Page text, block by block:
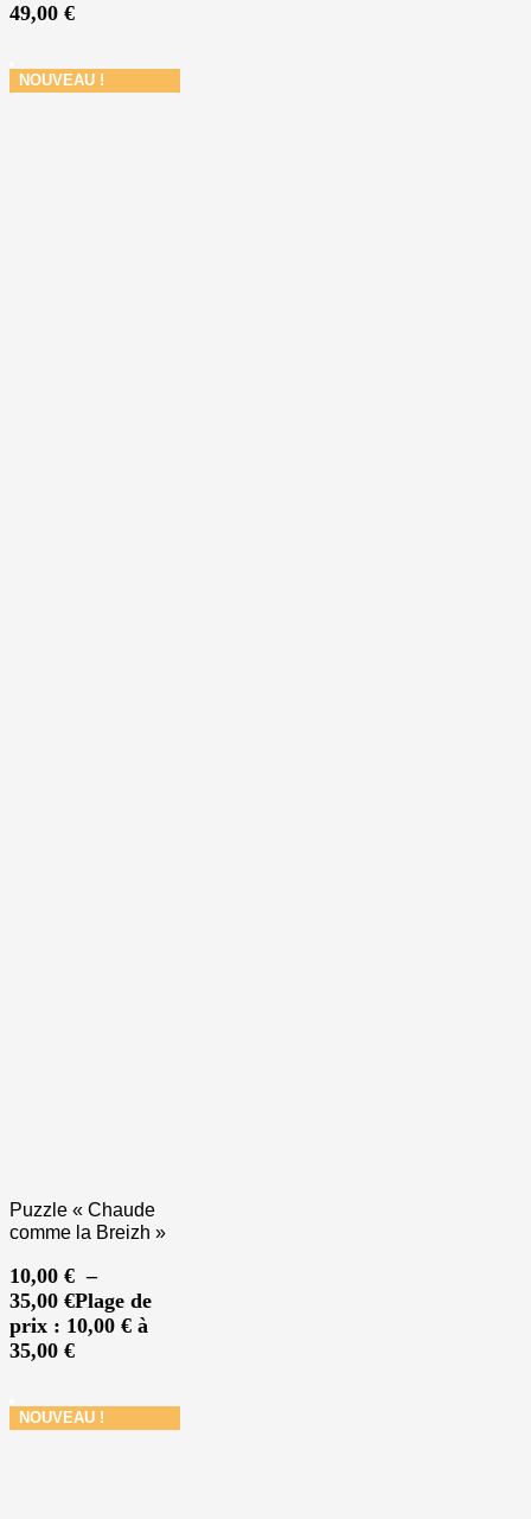
49,00 €
NOUVEAU !
Puzzle « Chaude
comme la Breizh »
10,00 € –
35,00 €Plage de
prix : 10,00 € à
35,00 €
NOUVEAU !